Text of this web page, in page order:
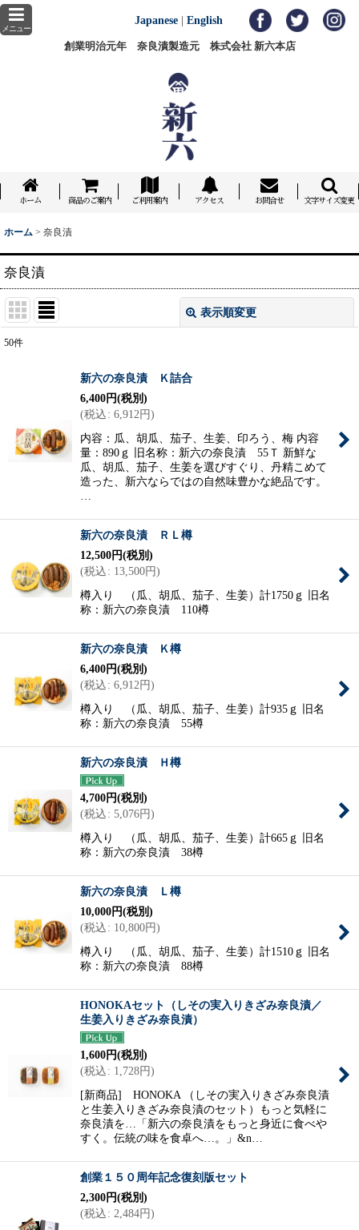
メニュー
創業明治元年 奈良漬製造元 株式会社 新六本店
Japanese |English
ホーム 商品のご案内 ご利用案内 アクセス お問合せ 文字サイズ変更
ホーム > 奈良漬
奈良漬
表示順変更
並び順:
絞り込む
50件
新六の奈良漬 Ｋ詰合
6,400円(税別)
(税込: 6,912円)
内容：瓜、胡瓜、茄子、生姜、印ろう、梅 内容
量：890ｇ 旧名称：新六の奈良漬 55Ｔ 新鮮な
瓜、胡瓜、茄子、生姜を選びすぐり、丹精こめて
造った、新六ならではの自然味豊かな絶品です。
新六の奈良漬 ＲＬ樽
12,500円(税別)
(税込: 13,500円)
樽入り （瓜、胡瓜、茄子、生姜）計1750ｇ 旧名
称：新六の奈良漬 110樽
新六の奈良漬 Ｋ樽
6,400円(税別)
(税込: 6,912円)
樽入り （瓜、胡瓜、茄子、生姜）計935ｇ 旧名
称：新六の奈良漬 55樽
新六の奈良漬 Ｈ樽
4,700円(税別)
(税込: 5,076円)
樽入り （瓜、胡瓜、茄子、生姜）計665ｇ 旧名
称：新六の奈良漬 38樽
新六の奈良漬 Ｌ樽
10,000円(税別)
(税込: 10,800円)
樽入り （瓜、胡瓜、茄子、生姜）計1510ｇ 旧名
称：新六の奈良漬 88樽
HONOKAセット（しその実入りきざみ奈良漬／
生姜入りきざみ奈良漬）
1,600円(税別)
(税込: 1,728円)
[新商品] HONOKA （しその実入りきざみ奈良漬
と生姜入りきざみ奈良漬のセット）もっと気軽に
奈良漬を…「新六の奈良漬をもっと身近に食べや
すく。伝統の味を食卓へ…。」&n…
創業１５０周年記念復刻版セット
2,300円(税別)
(税込: 2,484円)